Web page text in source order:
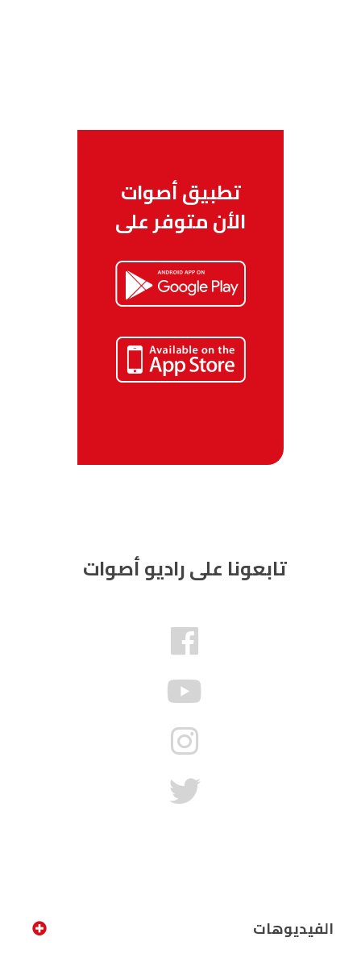
تطبيق أصوات
الأن متوفر على
تابعونا على راديو أصوات
الفيديوهات